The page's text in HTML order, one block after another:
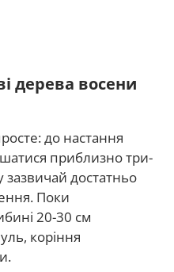
дерева восени
до настання
приблизно три-
зазвичай достатньо
Поки
20-30 см
коріння